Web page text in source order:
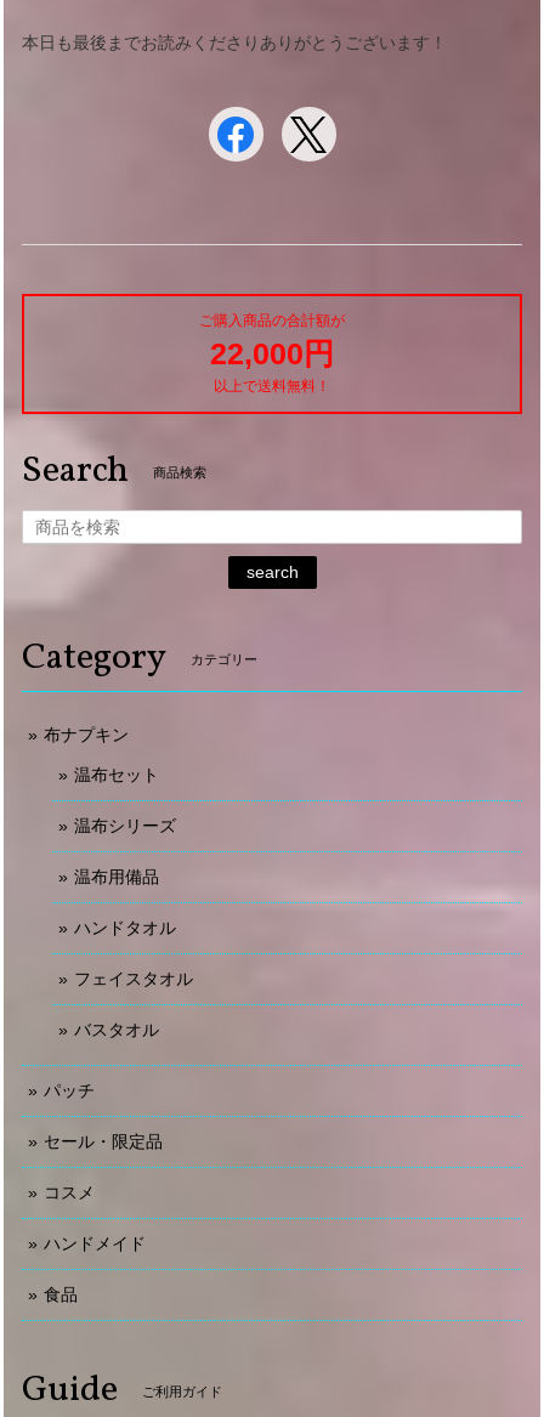
本日も最後までお読みくださりありがとうございます！
ご購入商品の合計額が
22,000円
以上で送料無料！
Search 商品検索
search
Category カテゴリー
布ナプキン
温布セット
温布シリーズ
温布用備品
ハンドタオル
フェイスタオル
バスタオル
パッチ
セール・限定品
コスメ
ハンドメイド
食品
Guide ご利用ガイド